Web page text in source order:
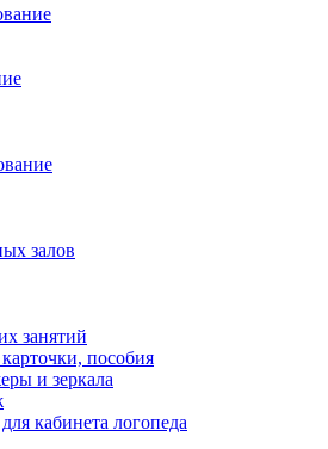
залов
занятий
пособия
и зеркала
кабинета логопеда